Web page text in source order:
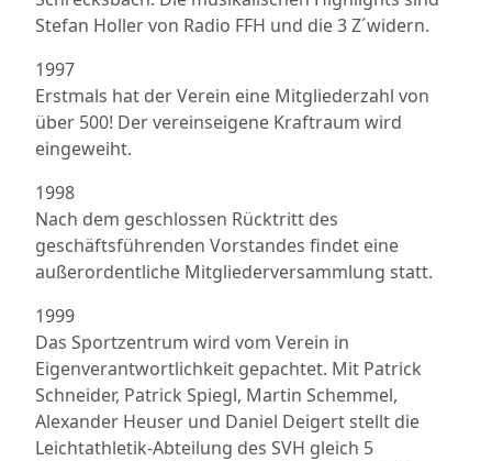
Stefan Holler von Radio FFH und die 3 Z´widern.
1997
Erstmals hat der Verein eine Mitgliederzahl von
über 500! Der vereinseigene Kraftraum wird
eingeweiht.
1998
Nach dem geschlossen Rücktritt des
geschäftsführenden Vorstandes findet eine
außerordentliche Mitgliederversammlung statt.
1999
Das Sportzentrum wird vom Verein in
Eigenverantwortlichkeit gepachtet. Mit Patrick
Schneider, Patrick Spiegl, Martin Schemmel,
Alexander Heuser und Daniel Deigert stellt die
Leichtathletik-Abteilung des SVH gleich 5